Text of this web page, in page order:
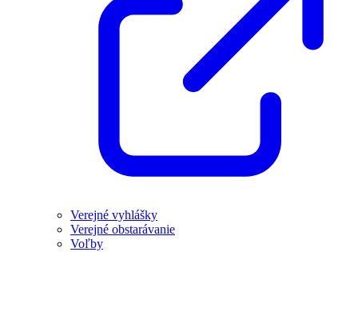
Verejné vyhlášky
Verejné obstarávanie
Voľby